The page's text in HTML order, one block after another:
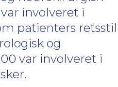
involveret i
patienters
og
var involveret i